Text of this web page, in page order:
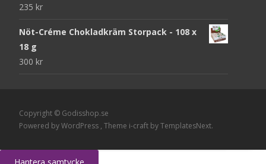
235 kr
Nöt-Créme Chokladkräm Storpack - 108 x
18 g
300 kr
Copyright © Godisshop.se
Powered by WordPress , Theme i-craft by TemplatesNext.